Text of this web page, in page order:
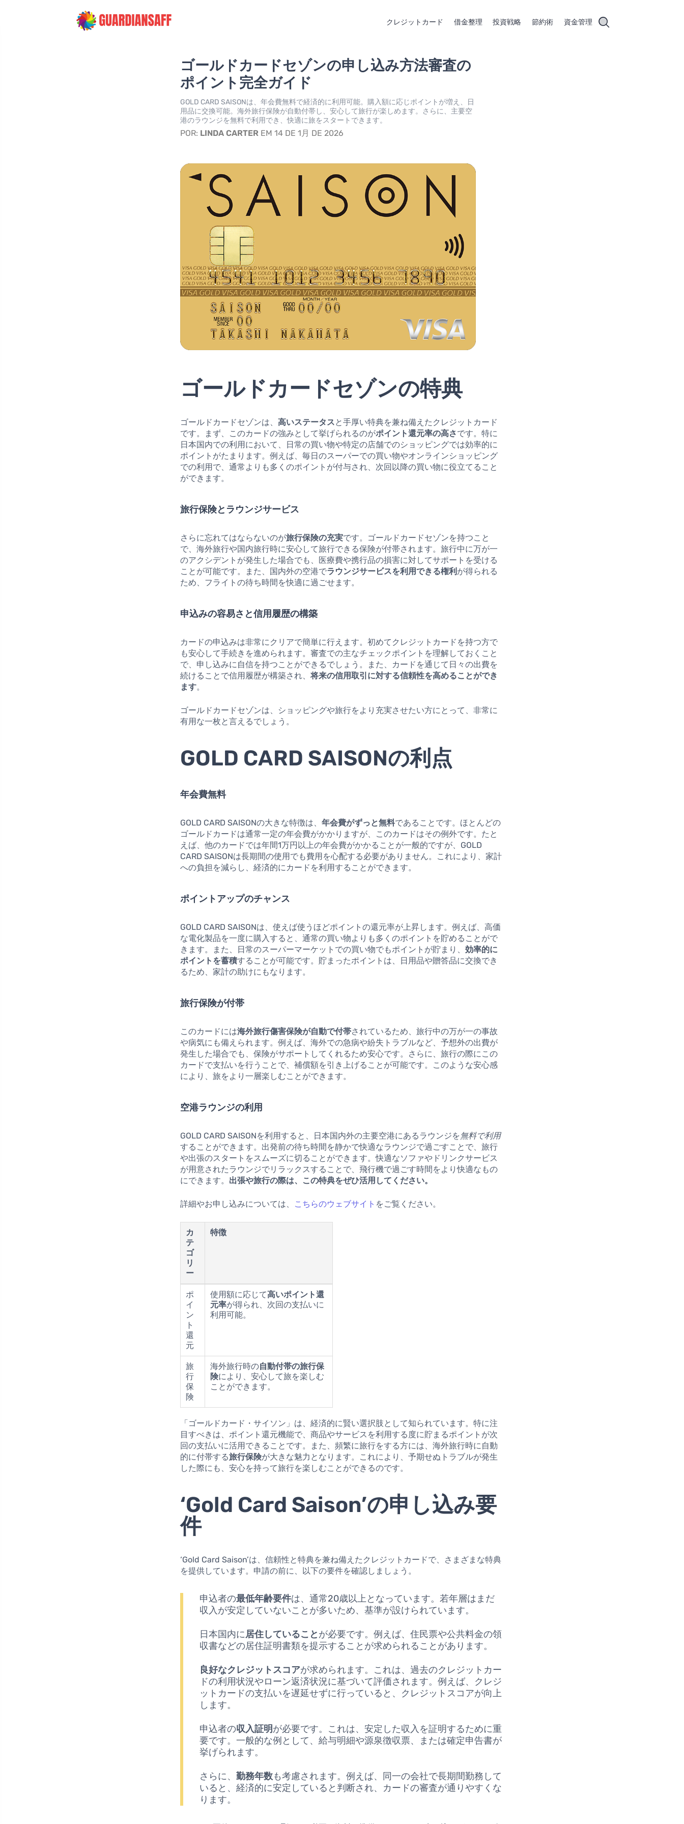
クレジットカード 借金整理 投資戦略 節約術 資金管理
ゴールドカードセゾンの申し込み方法審査の
ポイント完全ガイド
GOLD CARD SAISONは、年会費無料で経済的に利用可能。購入額に応じポイントが増え、日
用品に交換可能。海外旅行保険が自動付帯し、安心して旅行が楽しめます。さらに、主要空
港のラウンジを無料で利用でき、快適に旅をスタートできます。
POR: LINDA CARTER EM 14 DE 1月 DE 2026
ゴールドカードセゾンの特典
ゴールドカードセゾンは、高いステータスと手厚い特典を兼ね備えたクレジットカード
です。まず、このカードの強みとして挙げられるのがポイント還元率の高さです。特に
日本国内での利用において、日常の買い物や特定の店舗でのショッピングでは効率的に
ポイントがたまります。例えば、毎日のスーパーでの買い物やオンラインショッピング
での利用で、通常よりも多くのポイントが付与され、次回以降の買い物に役立てること
ができます。
旅行保険とラウンジサービス
さらに忘れてはならないのが旅行保険の充実です。ゴールドカードセゾンを持つこと
で、海外旅行や国内旅行時に安心して旅行できる保険が付帯されます。旅行中に万が一
のアクシデントが発生した場合でも、医療費や携行品の損害に対してサポートを受ける
ことが可能です。また、国内外の空港でラウンジサービスを利用できる権利 が得られる
ため、フライトの待ち時間を快適に過ごせます。
申込みの容易さと信用履歴の構築
カードの申込みは非常にクリアで簡単に行えます。初めてクレジットカードを持つ方で
も安心して手続きを進められます。審査での主なチェックポイントを理解しておくこと
で、申し込みに自信を持つことができるでしょう。また、カードを通じて日々の出費を
続けることで信用履歴が構築され、将来の信用取引に対する信頼性を高めることができ
ます。
ゴールドカードセゾンは、ショッピングや旅行をより充実させたい方にとって、非常に
有用な一枚と言えるでしょう。
GOLD CARD SAISONの利点
年会費無料
GOLD CARD SAISONの大きな特徴は、年会費がずっと無料であることです。ほとんどの
ゴールドカードは通常一定の年会費がかかりますが、このカードはその例外です。たと
えば、他のカードでは年間1万円以上の年会費がかかることが一般的ですが、GOLD
CARD SAISONは長期間の使用でも費用を心配する必要がありません。これにより、家計
への負担を減らし、経済的にカードを利用することができます。
ポイントアップのチャンス
GOLD CARD SAISONは、使えば使うほどポイントの還元率が上昇します。例えば、高価
な電化製品を一度に購入すると、通常の買い物よりも多くのポイントを貯めることがで
きます。また、日常のスーパーマーケットでの買い物でもポイントが貯まり、効率的に
ポイントを蓄積することが可能です。貯まったポイントは、日用品や贈答品に交換でき
るため、家計の助けにもなります。
旅行保険が付帯
このカードには海外旅行傷害保険が自動で付帯されているため、旅行中の万が一の事故
や病気にも備えられます。例えば、海外での急病や紛失トラブルなど、予想外の出費が
発生した場合でも、保険がサポートしてくれるため安心です。さらに、旅行の際にこの
カードで支払いを行うことで、補償額を引き上げることが可能です。このような安心感
により、旅をより一層楽しむことができます。
空港ラウンジの利用
GOLD CARD SAISONを利用すると、日本国内外の主要空港にあるラウンジを無料で利用
することができます。出発前の待ち時間を静かで快適なラウンジで過ごすことで、旅行
や出張のスタートをスムーズに切ることができます。快適なソファやドリンクサービス
が用意されたラウンジでリラックスすることで、飛行機で過ごす時間をより快適なもの
にできます。 出張や旅行の際は、この特典をぜひ活用してください。
詳細やお申し込みについては、 こちらのウェブサイト をご覧ください。
カ
テ
ゴ
リ
ー
特徴
ポ
イ
ン
ト
還
元
使用額に応じて高いポイント還
元率が得られ、次回の支払いに
利用可能。
旅
行
保
険
海外旅行時の自動付帯の旅行保
険により、安心して旅を楽しむ
ことができます。
「ゴールドカード・サイソン」は、経済的に賢い選択肢として知られています。特に注
目すべきは、ポイント還元機能で、商品やサービスを利用する度に貯まるポイントが次
回の支払いに活用できることです。また、頻繁に旅行をする方には、海外旅行時に自動
的に付帯する旅行保険が大きな魅力となります。これにより、予期せぬトラブルが発生
した際にも、安心を持って旅行を楽しむことができるのです。
‘Gold Card Saison’の申し込み要
件
‘Gold Card Saison’は、信頼性と特典を兼ね備えたクレジットカードで、さまざまな特典
を提供しています。申請の前に、以下の要件を確認しましょう。
申込者の最低年齢要件は、通常20歳以上となっています。若年層はまだ
収入が安定していないことが多いため、基準が設けられています。
日本国内に居住していることが必要です。例えば、住民票や公共料金の領
収書などの居住証明書類を提示することが求められることがあります。
良好なクレジットスコアが求められます。これは、過去のクレジットカー
ドの利用状況やローン返済状況に基づいて評価されます。例えば、クレジ
ットカードの支払いを遅延せずに行っていると、クレジットスコアが向上
します。
申込者の収入証明が必要です。これは、安定した収入を証明するために重
要です。一般的な例として、給与明細や源泉徴収票、または確定申告書が
挙げられます。
さらに、勤務年数も考慮されます。例えば、同一の会社で長期間勤務して
いると、経済的に安定していると判断され、カードの審査が通りやすくな
ります。